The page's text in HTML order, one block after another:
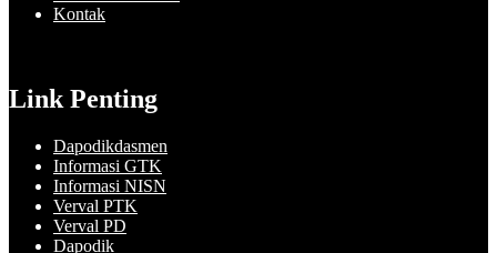
Kontak
Link Penting
Dapodikdasmen
Informasi GTK
Informasi NISN
Verval PTK
Verval PD
Dapodik